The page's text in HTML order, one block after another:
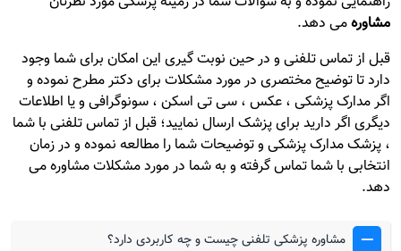
مشاورهمی دهد.
قبل از تماس تلفنی و در حین نوبت گیری این امکان برای شما وجود
دارد تا توضیح مختصری در مورد مشکلات برای دکتر مطرح نموده و
اگر مدارک پزشکی ، عکس ، سی تی اسکن ، سونوگرافی و یا اطلاعات
دیگری اگر دارید برای پزشک ارسال نمایید؛ قبل از تماس تلفنی با شما
، پزشک مدارک پزشکی و توضیحات شما را مطالعه نموده و در زمان
انتخابی با شما تماس گرفته و به شما در مورد مشکلات مشاوره می
دهد.
مشاوره پزشکی تلفنی چیست و چه کاربردی دارد؟